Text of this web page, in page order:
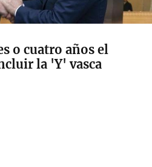
o cuatro años el
la 'Y' vasca